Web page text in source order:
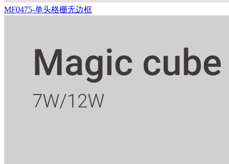
MF0475-单头格栅无边框